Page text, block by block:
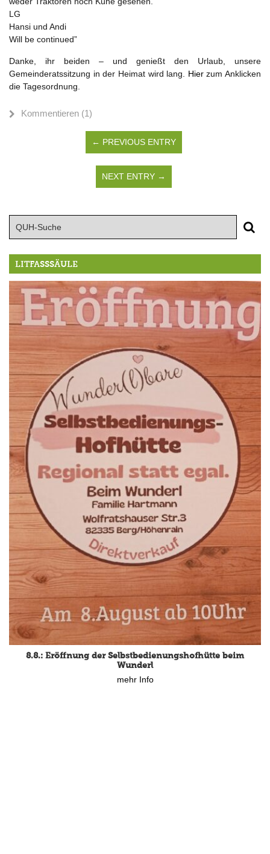
LG
Hansi und Andi
Will be continued”
Danke, ihr beiden – und genießt den Urlaub, unsere
Gemeinderatssitzung in der Heimat wird lang. Hierzum Anklicken
die Tagesordnung.
Kommentieren (1)
← PREVIOUS ENTRY
NEXT ENTRY →
LITFASSSÄULE
8.8.: Eröffnung der Selbstbedienungshofhütte beim
Wunderl
mehr Info